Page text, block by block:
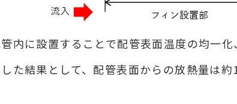
内に設置することで配管表面温度の均一
た結果として、配管表面からの放熱量は約